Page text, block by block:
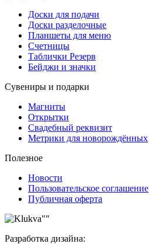
Доски для подачи
Доски разделочные
Планшеты для меню
Счетницы
Таблички Резерв
Бейджи и значки
Сувениры и подарки
Магниты
Открытки
Свадебный реквизит
Метрики для новорождённых
Полезное
Новости
Пользовательское соглашение
Публичная оферта
Разработка дизайна: